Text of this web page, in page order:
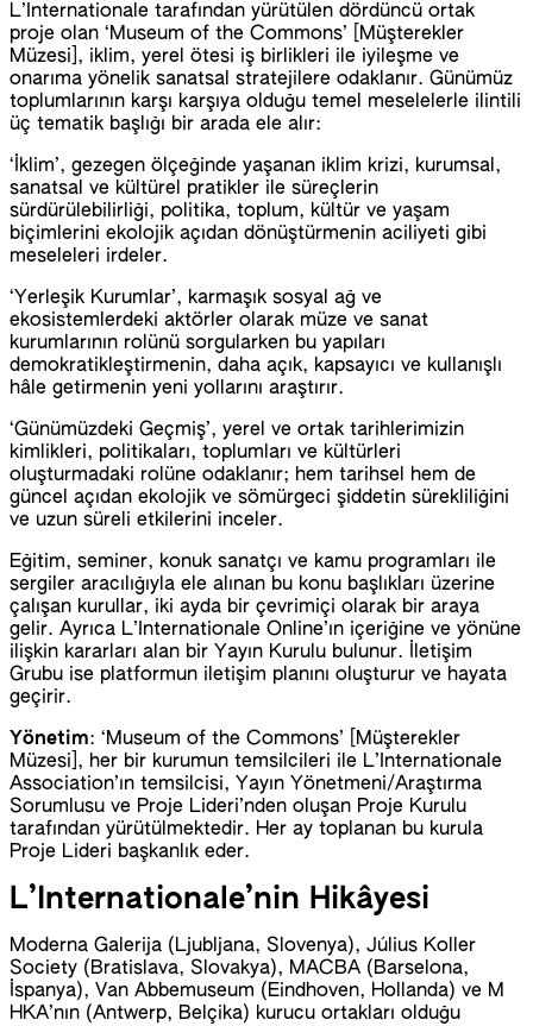
L’Internationale tarafından yürütülen dördüncü ortak
proje olan ‘Museum of the Commons’ [Müşterekler
Müzesi], iklim, yerel ötesi iş birlikleri ile iyileşme ve
onarıma yönelik sanatsal stratejilere odaklanır. Günümüz
toplumlarının karşı karşıya olduğu temel meselelerle ilintili
üç tematik başlığı bir arada ele alır:
‘İklim’, gezegen ölçeğinde yaşanan iklim krizi, kurumsal,
sanatsal ve kültürel pratikler ile süreçlerin
sürdürülebilirliği, politika, toplum, kültür ve yaşam
biçimlerini ekolojik açıdan dönüştürmenin aciliyeti gibi
meseleleri irdeler.
‘Yerleşik Kurumlar’, karmaşık sosyal ağ ve
ekosistemlerdeki aktörler olarak müze ve sanat
kurumlarının rolünü sorgularken bu yapıları
demokratikleştirmenin, daha açık, kapsayıcı ve kullanışlı
hâle getirmenin yeni yollarını araştırır.
‘Günümüzdeki Geçmiş’, yerel ve ortak tarihlerimizin
kimlikleri, politikaları, toplumları ve kültürleri
oluşturmadaki rolüne odaklanır; hem tarihsel hem de
güncel açıdan ekolojik ve sömürgeci şiddetin sürekliliğini
ve uzun süreli etkilerini inceler.
Eğitim, seminer, konuk sanatçı ve kamu programları ile
sergiler aracılığıyla ele alınan bu konu başlıkları üzerine
çalışan kurullar, iki ayda bir çevrimiçi olarak bir araya
gelir. Ayrıca L’Internationale Online’ın içeriğine ve yönüne
ilişkin kararları alan bir Yayın Kurulu bulunur. İletişim
Grubu ise platformun iletişim planını oluşturur ve hayata
geçirir.
Yönetim: ‘Museum of the Commons’ [Müşterekler
Müzesi], her bir kurumun temsilcileri ile L’Internationale
Association’ın temsilcisi, Yayın Yönetmeni/Araştırma
Sorumlusu ve Proje Lideri’nden oluşan Proje Kurulu
tarafından yürütülmektedir. Her ay toplanan bu kurula
Proje Lideri başkanlık eder.
L’Internationale’nin Hikâyesi
Moderna Galerija (Ljubljana, Slovenya), Július Koller
Society (Bratislava, Slovakya), MACBA (Barselona,
İspanya), Van Abbemuseum (Eindhoven, Hollanda) ve M
HKA’nın (Antwerp, Belçika) kurucu ortakları olduğu